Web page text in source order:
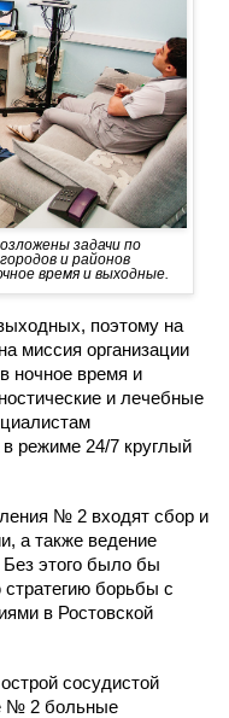
задачи по
и районов
время и выходные.
поэтому на
миссия организации
ночное время и
и лечебные
в режиме 24/7 круглый
№ 2 входят сбор и
а также ведение
Без этого было бы
борьбы с
в Ростовской
сосудистой
№ 2 больные